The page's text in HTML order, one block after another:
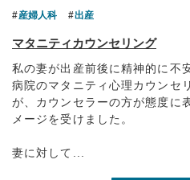
産婦人科 出産
マタニティカウンセリング
私の妻が出産前後に精神的に不
病院のマタニティ心理カウンセ
が、カウンセラーの方が態度に
メージを受けました。
妻に対して...